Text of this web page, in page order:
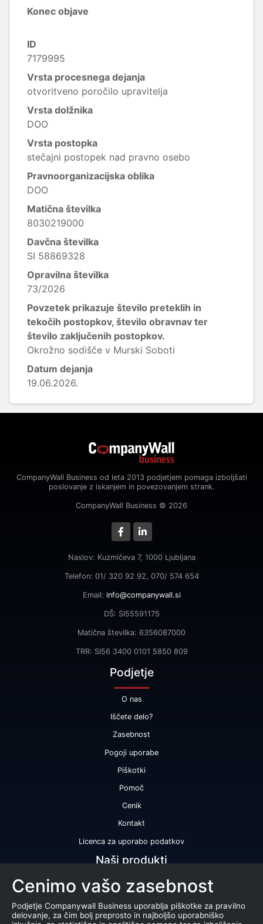
Konec objave
ID
7179995
Vrsta procesnega dejanja
otvoritveno poročilo upravitelja
Vrsta dolžnika
DOO
Vrsta postopka
stečajni postopek nad pravno osebo
Pravnoorganizacijska oblika
DOO
Matična številka
8030219000
Davčna številka
SI 58869328
Opravilna številka
73/2026
Povzetek prikazuje število preteklih in
tekočih postopkov, število obravnav ter
število zaključenih postopkov.
Okrožno sodišče v Murski Soboti
Datum dejanja
19.06.2026.
CompanyWall Business od leta 2013 podjetjem pomaga izboljšati
poslovanje z iskanjem in povezovanjem strank.
CompanyWall Business © 2026
Naslov: Kuzmičeva 7, 1000 Ljubljana
Telefon: 01/ 320 92 92, 070/ 574 654
Email: info@companywall.si
DŠ: SI55591175
Matična številka: 6356087000
TRR: SI56 3400 0101 5850 809
Podjetje
O nas
Iščete delo?
Zasebnost
Pogoji uporabe
Piškotki
Pomoč
Cenik
Kontakt
Licenca za uporabo podatkov
Naši produkti
Bonitetna ocena
Bonitetno poročilo
Certifikat bonitetne odličnosti
Cenimo vašo zasebnost
Podjetje Companywall Business uporablja piškotke za pravilno
delovanje, za čim bolj preprosto in najboljšo uporabniško